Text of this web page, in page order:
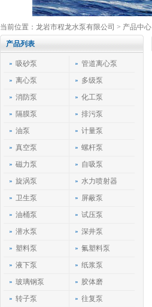
当前位置： 龙岩市程龙水泵有限公司 > 产品中心
产品列表
吸砂泵
管道离心泵
离心泵
多级泵
消防泵
化工泵
隔膜泵
排污泵
油泵
计量泵
真空泵
螺杆泵
磁力泵
自吸泵
旋涡泵
水力喷射器
卫生泵
屏蔽泵
油桶泵
试压泵
潜水泵
深井泵
塑料泵
氟塑料泵
液下泵
纸浆泵
玻璃钢泵
胶体磨
转子泵
往复泵